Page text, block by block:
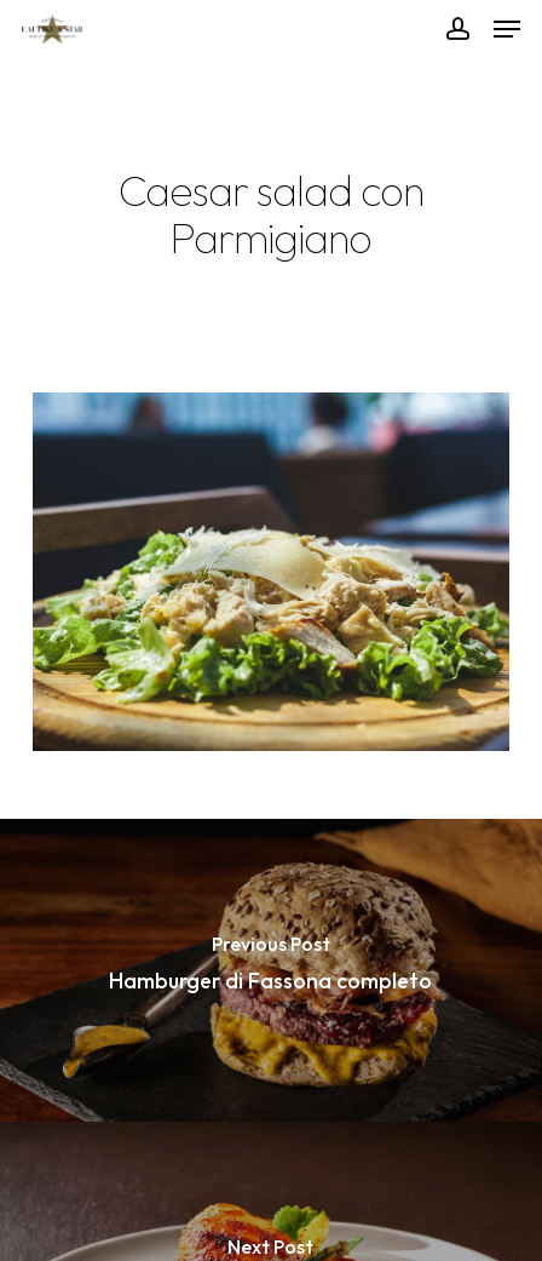
Caesar salad con
Parmigiano
Previous Post
Hamburger di Fassona completo
Next Post
Menu